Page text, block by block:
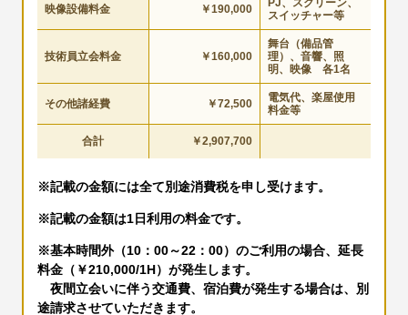
映像設備料金 ￥190,000 PJ、スクリーン、
スイッチャー等
技術員立会料金 ￥160,000
舞台（備品管
理）、音響、照
明、映像 各1名
その他諸経費 ￥72,500
電気代、楽屋使用
料金等
合計 ￥2,907,700
※記載の金額には全て別途消費税を申し受けます。
※記載の金額は1日利用の料金です。
※基本時間外（10：00～22：00）のご利用の場合、延長
料金（￥210,000/1H）が発生します。
夜間立会いに伴う交通費、宿泊費が発生する場合は、別
途請求させていただきます。